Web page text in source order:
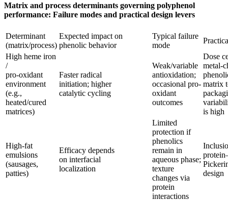
Matrix and process determinants governing polyphenol
performance: Failure modes and practical design levers
Determinant
(matrix/process)
Expected impact on
phenolic behavior
Typical failure
mode
High heme iron
/
pro-oxidant
environment
(e.g.,
heated/cured
matrices)
Faster radical
initiation; higher
catalytic cycling
Weak/variable
antioxidation;
occasional pro-
oxidant
outcomes
Dose
metal-
matrix
is high
High-fat
emulsions
(sausages,
patties)
Efficacy depends
on interfacial
localization
Limited
protection if
phenolics
remain in
aqueous phase;
texture
changes via
protein
interactions
design